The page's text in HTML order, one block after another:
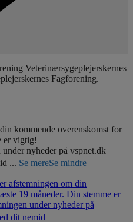
Veterinærsygeplejerskernes
Fagforening.
kommende overenskomst for
er vigtig!
nyheder på vspnet.dk
... Se mereSe mindre